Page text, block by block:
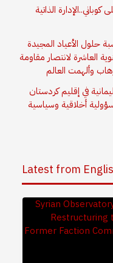
الذاتية
العاشرة لانتصار مقاومة
وألهمت العالم
أخلاقية وسياسية
Latest from